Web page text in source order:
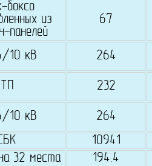
боксо
из
панелей
67
10 кВ 264
ТП 232
10 кВ
264
10941
32 места
194.4